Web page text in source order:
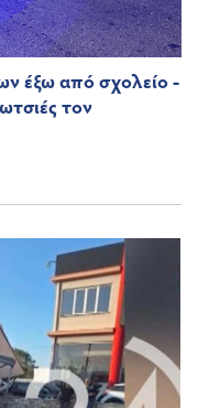
έξω από σχολείο -
τον